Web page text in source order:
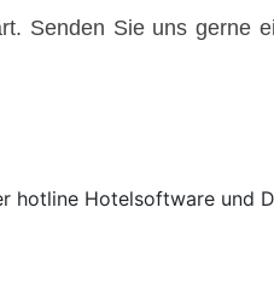
Senden Sie uns gerne